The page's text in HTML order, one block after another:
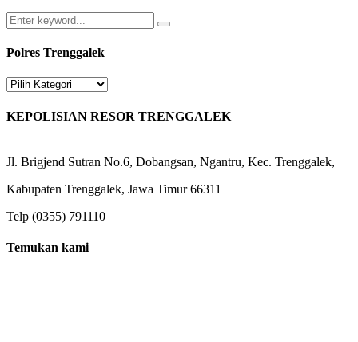
Search
for:
Search
Polres Trenggalek
Polres
KEPOLISIAN RESOR TRENGGALEK
Jl. Brigjend Sutran No.6, Dobangsan, Ngantru, Kec. Trenggalek,
Kabupaten Trenggalek, Jawa Timur 66311
Telp (0355) 791110
Temukan kami